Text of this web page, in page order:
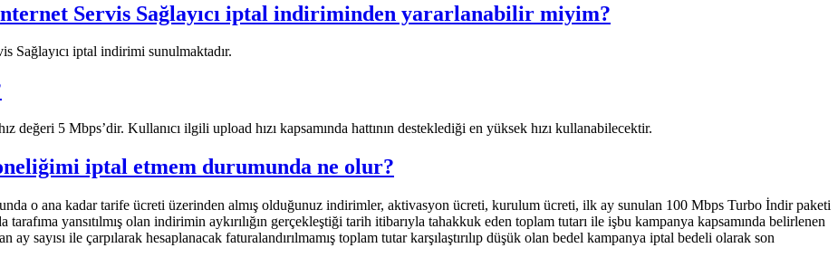
Servis Sağlayıcı iptal indiriminden yararlanabilir miyim?
Sağlayıcı iptal indirimi sunulmaktadır.
değeri 5 Mbps’dir. Kullanıcı ilgili upload hızı kapsamında hattının desteklediği en yüksek hızı kullanabilecektir.
iptal etmem durumunda ne olur?
o ana kadar tarife ücreti üzerinden almış olduğunuz indirimler, aktivasyon ücreti, kurulum ücreti, ilk ay sunulan 100 Mbps Turbo İndir paketi
tarafıma yansıtılmış olan indirimin aykırılığın gerçekleştiği tarih itibarıyla tahakkuk eden toplam tutarı ile işbu kampanya kapsamında belirlenen
ay sayısı ile çarpılarak hesaplanacak faturalandırılmamış toplam tutar karşılaştırılıp düşük olan bedel kampanya iptal bedeli olarak son